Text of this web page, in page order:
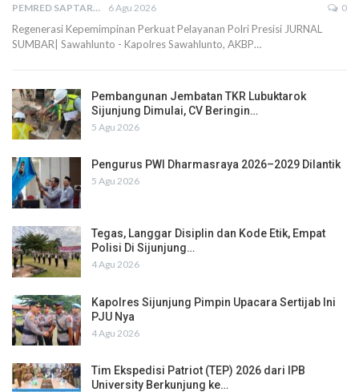
PEMRED SAPTARIUS 6 Agu 2026 0
Regenerasi Kepemimpinan Perkuat Pelayanan Polri Presisi JURNAL
SUMBAR| Sawahlunto - Kapolres Sawahlunto, AKBP…
Pembangunan Jembatan TKR Lubuktarok
Sijunjung Dimulai, CV Beringin…
5 Agu 2026
Pengurus PWI Dharmasraya 2026–2029 Dilantik
5 Agu 2026
Tegas, Langgar Disiplin dan Kode Etik, Empat
Polisi Di Sijunjung…
4 Agu 2026
Kapolres Sijunjung Pimpin Upacara Sertijab Ini
PJU Nya
4 Agu 2026
Tim Ekspedisi Patriot (TEP) 2026 dari IPB
University Berkunjung ke…